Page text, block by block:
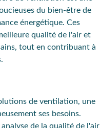
du bien-être de
énergétique. Ces
qualité de l'air et
tout en contribuant à
de ventilation, une
ses besoins.
de la qualité de l'air